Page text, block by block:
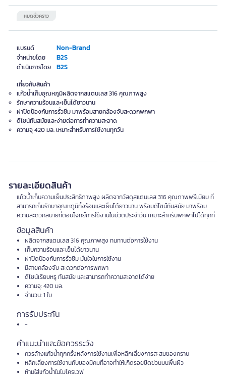
แบรนด์ Non-Brand
จำหน่ายโดย B2S
ดำเนินการโดย B2S
หมดชั่วคราว
เกี่ยวกับสินค้า
แก้วน้ำเก็บอุณหภูมิผลิตจากสแตนเลส 316 คุณภาพสูง
รักษาความร้อนและเย็นได้ยาวนาน
ฝาปิดป้องกันการรั่วซึม มาพร้อมสายคล้องจับสะดวกพกพา
ดีไซน์ทันสมัยและง่ายต่อการทำความสะอาด
ความจุ 420 มล. เหมาะสำหรับการใช้งานทุกวัน
รายละเอียดสินค้า
แก้วน้ำเก็บความเย็นประสิทธิภาพสูง ผลิตจากวัสดุสแตนเลส 316 คุณภาพพรีเมียม ที่
สามารถเก็บรักษาอุณหภูมิทั้งร้อนและเย็นได้ยาวนาน พร้อมดีไซน์ทันสมัย มาพร้อม
ความสะดวกสบายที่ตอบโจทย์การใช้งานในชีวิตประจำวัน เหมาะสำหรับพกพาไปได้ทุกที่
ข้อมูลสินค้า
ผลิตจากสแตนเลส 316 คุณภาพสูง ทนทานต่อการใช้งาน
เก็บความร้อนและเย็นได้ยาวนาน
ฝาปิดป้องกันการรั่วซึม มั่นใจในการใช้งาน
มีสายคล้องจับ สะดวกต่อการพกพา
ดีไซน์เรียบหรู ทันสมัย และสามารถทำความสะอาดได้ง่าย
ความจุ: 420 มล.
จำนวน: 1 ใบ
การรับประกัน
-
คำแนะนำและข้อควรระวัง
ควรล้างแก้วน้ำทุกครั้งหลังการใช้งานเพื่อหลีกเลี่ยงการสะสมของคราบ
หลีกเลี่ยงการใช้งานกับของมีคมที่อาจทำให้เกิดรอยขีดข่วนบนพื้นผิว
ห้ามใส่แก้วน้ำในไมโครเวฟ